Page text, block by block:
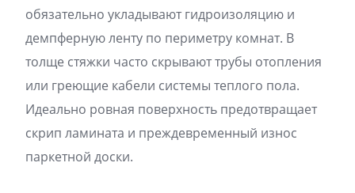
обязательно укладывают гидроизоляцию и
демпферную ленту по периметру комнат. В
толще стяжки часто скрывают трубы отопления
или греющие кабели системы теплого пола.
Идеально ровная поверхность предотвращает
скрип ламината и преждевременный износ
паркетной доски.